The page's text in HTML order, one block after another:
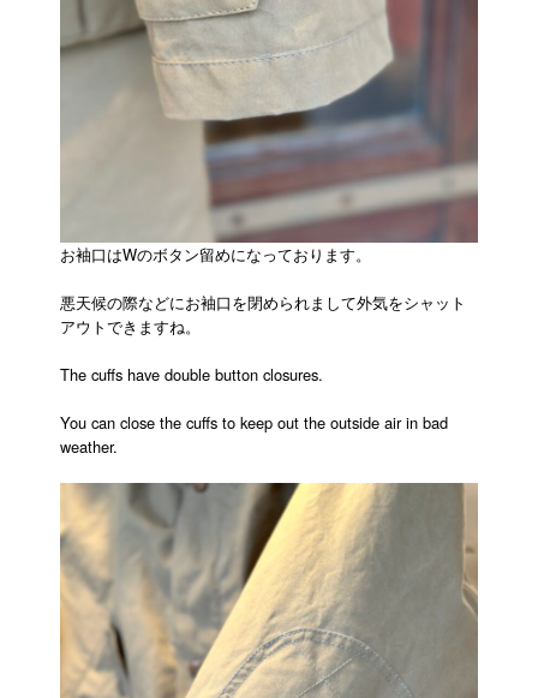
お袖口はWのボタン留めになっております。
悪天候の際などにお袖口を閉められまして外気をシャット
アウトできますね。
The cuffs have double button closures.
You can close the cuffs to keep out the outside air in bad
weather.